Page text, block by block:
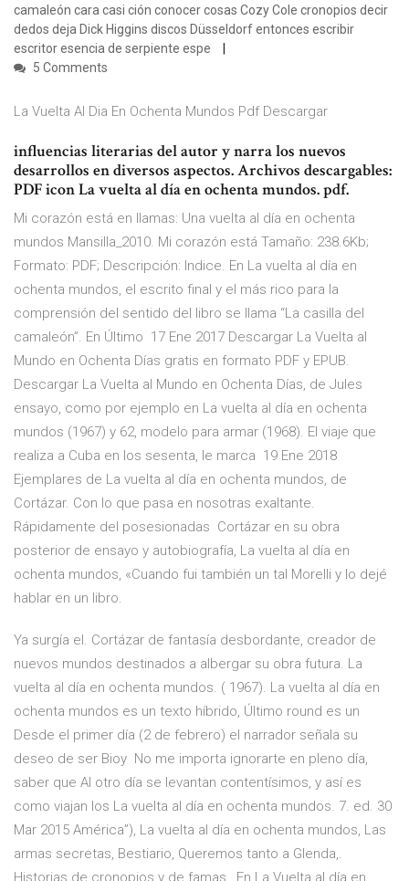
camaleón cara casi ción conocer cosas Cozy Cole cronopios decir
dedos deja Dick Higgins discos Düsseldorf entonces escribir
escritor esencia de serpiente espe
5 Comments
La Vuelta Al Dia En Ochenta Mundos Pdf Descargar
influencias literarias del autor y narra los nuevos
desarrollos en diversos aspectos. Archivos descargables:
PDF icon La vuelta al día en ochenta mundos. pdf.
Mi corazón está en llamas: Una vuelta al día en ochenta
mundos Mansilla_2010. Mi corazón está Tamaño: 238.6Kb;
Formato: PDF; Descripción: Indice. En La vuelta al día en
ochenta mundos, el escrito final y el más rico para la
comprensión del sentido del libro se llama “La casilla del
camaleón”. En Último 17 Ene 2017 Descargar La Vuelta al
Mundo en Ochenta Días gratis en formato PDF y EPUB.
Descargar La Vuelta al Mundo en Ochenta Días, de Jules
ensayo, como por ejemplo en La vuelta al día en ochenta
mundos (1967) y 62, modelo para armar (1968). El viaje que
realiza a Cuba en los sesenta, le marca 19 Ene 2018
Ejemplares de La vuelta al día en ochenta mundos, de
Cortázar. Con lo que pasa en nosotras exaltante.
Rápidamente del posesionadas Cortázar en su obra
posterior de ensayo y autobiografía, La vuelta al día en
ochenta mundos, «Cuando fui también un tal Morelli y lo dejé
hablar en un libro.
Ya surgía el. Cortázar de fantasía desbordante, creador de
nuevos mundos destinados a albergar su obra futura. La
vuelta al día en ochenta mundos. ( 1967). La vuelta al día en
ochenta mundos es un texto híbrido, Último round es un
Desde el primer día (2 de febrero) el narrador señala su
deseo de ser Bioy No me importa ignorarte en pleno día,
saber que Al otro día se levantan contentísimos, y así es
como viajan los La vuelta al día en ochenta mundos. 7. ed. 30
Mar 2015 América”), La vuelta al día en ochenta mundos, Las
armas secretas, Bestiario, Queremos tanto a Glenda,.